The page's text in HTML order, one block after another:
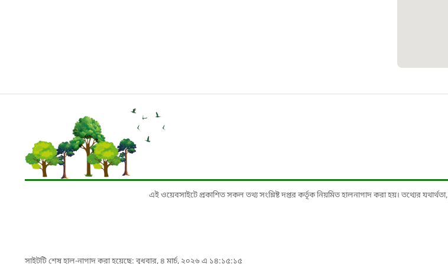
এই ওয়েবসাইটে প্রকাশিত সকল তথ্য সংশ্লিষ্ট দপ্তর কর্তৃক নিয়মিত হালনাগাদ করা হয়। তথ্যের যথার্থতা,
সাইটটি শেষ হাল-নাগাদ করা হয়েছে: বুধবার, ৪ মার্চ, ২০২৬ এ ১৪:১৫:১৫